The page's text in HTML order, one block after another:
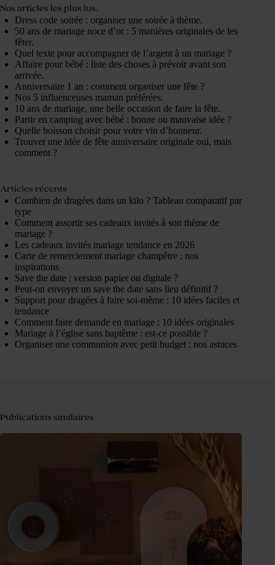
Nos articles les plus lus.
Dress code soirée : organiser une soirée à thème.
50 ans de mariage noce d’or : 5 manières originales de les
fêter.
Quel texte pour accompagner de l’argent à un mariage ?
Affaire pour bébé : liste des choses à prévoir avant son
arrivée.
Anniversaire 1 an : comment organiser une fête ?
Nos 5 influenceuses maman préférées.
10 ans de mariage, une belle occasion de faire la fête.
Partir en camping avec bébé : bonne ou mauvaise idée ?
Quelle boisson choisir pour votre vin d’honneur.
Trouver une idée de fête anniversaire originale oui, mais
comment ?
Articles récents
Combien de dragées dans un kilo ? Tableau comparatif par
type
Comment assortir ses cadeaux invités à son thème de
mariage ?
Les cadeaux invités mariage tendance en 2026
Carte de remerciement mariage champêtre : nos
inspirations
Save the date : version papier ou digitale ?
Peut-on envoyer un save the date sans lieu définitif ?
Support pour dragées à faire soi-même : 10 idées faciles et
tendance
Comment faire demande en mariage : 10 idées originales
Mariage à l’église sans baptême : est-ce possible ?
Organiser une communion avec petit budget : nos astuces
Publications similaires